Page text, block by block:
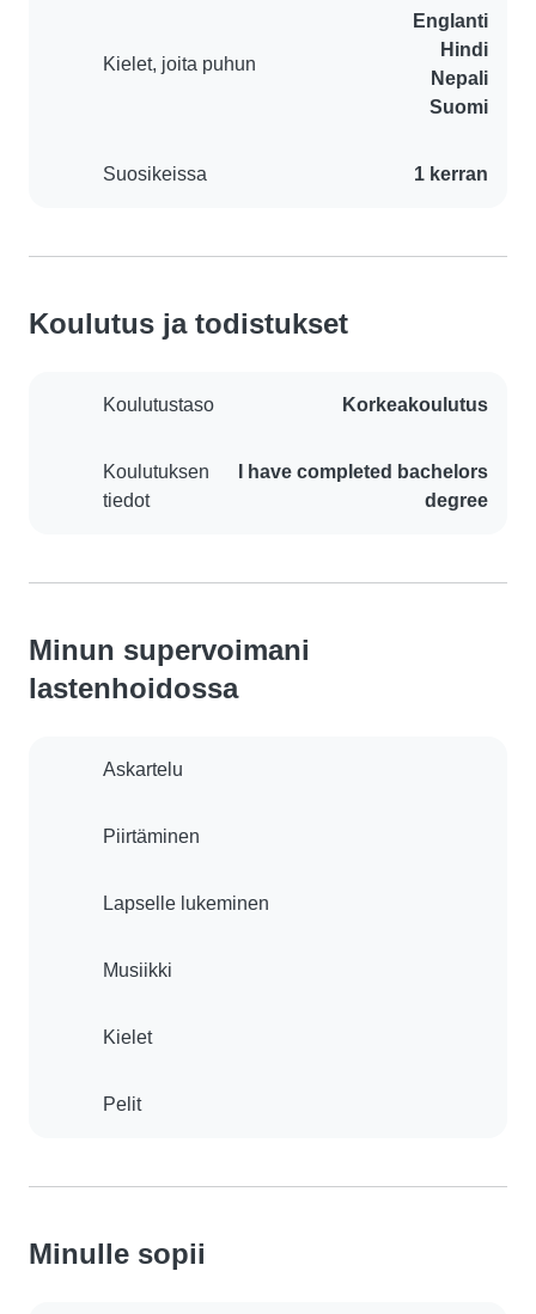
Kielet, joita puhun
Englanti
Hindi
Nepali
Suomi
Suosikeissa 1 kerran
Koulutus ja todistukset
Koulutustaso Korkeakoulutus
Koulutuksen
tiedot
I have completed bachelors
degree
Minun supervoimani
lastenhoidossa
Askartelu
Piirtäminen
Lapselle lukeminen
Musiikki
Kielet
Pelit
Minulle sopii